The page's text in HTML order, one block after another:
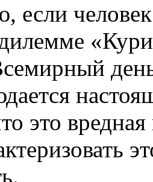
если
это